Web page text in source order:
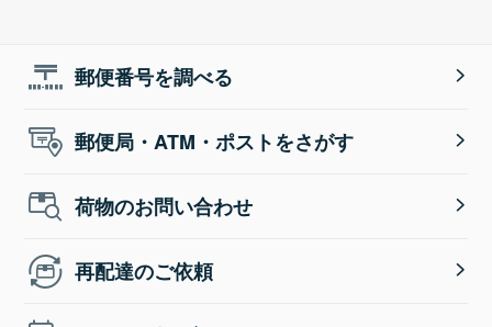
郵便番号を調べる
郵便局・ATM・ポストをさがす
荷物のお問い合わせ
再配達のご依頼